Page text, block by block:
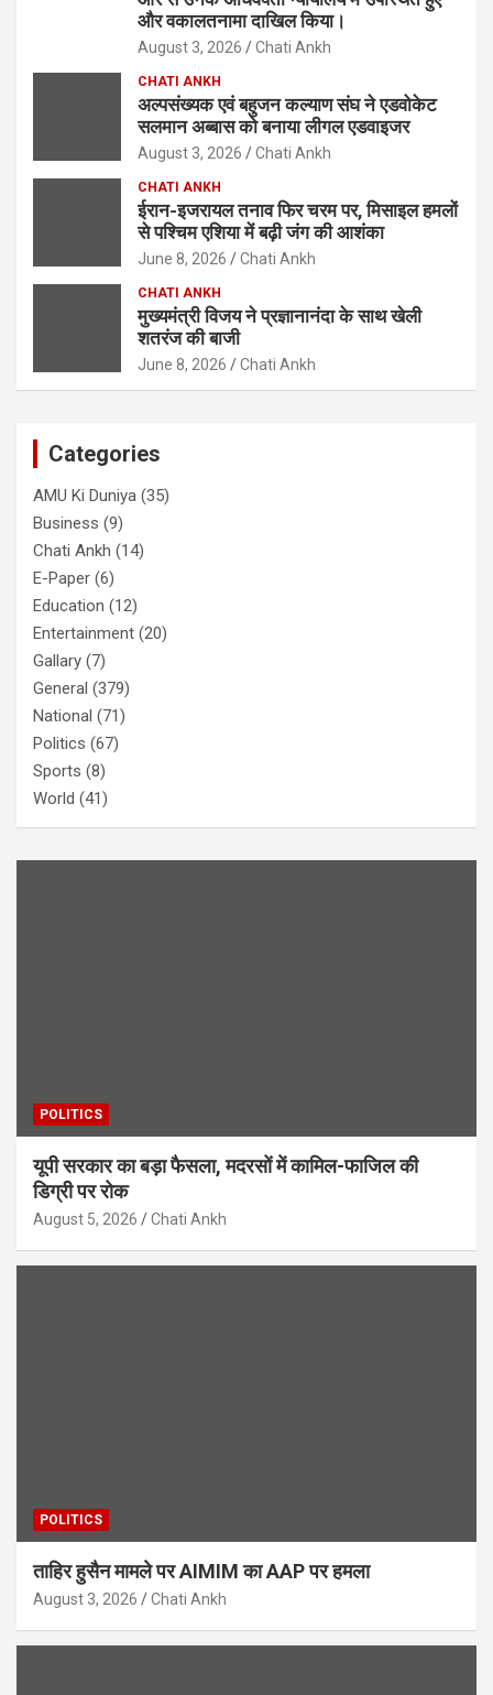
और वकालतनामा दाखिल किया।
August 3, 2026 Chati Ankh
CHATI ANKH
अल्पसंख्यक एवं बहुजन कल्याण संघ ने एडवोकेट
सलमान अब्बास को बनाया लीगल एडवाइजर
August 3, 2026 Chati Ankh
CHATI ANKH
ईरान-इजरायल तनाव फिर चरम पर, मिसाइल हमलों
से पश्चिम एशिया में बढ़ी जंग की आशंका
June 8, 2026 Chati Ankh
CHATI ANKH
मुख्यमंत्री विजय ने प्रज्ञानानंदा के साथ खेली
शतरंज की बाजी
June 8, 2026 Chati Ankh
Categories
AMU Ki Duniya (35)
Business (9)
Chati Ankh (14)
E-Paper (6)
Education (12)
Entertainment (20)
Gallary (7)
General (379)
National (71)
Politics (67)
Sports (8)
World (41)
POLITICS
यूपी सरकार का बड़ा फैसला, मदरसों में कामिल-फाजिल की
डिग्री पर रोक
August 5, 2026 Chati Ankh
POLITICS
ताहिर हुसैन मामले पर AIMIM का AAP पर हमला
August 3, 2026 Chati Ankh